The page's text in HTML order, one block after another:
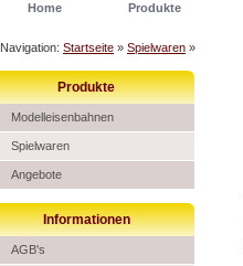
Home Produkte
Navigation: Startseite » Spielwaren »
Produkte
Modelleisenbahnen
Spielwaren
Angebote
Informationen
AGB's